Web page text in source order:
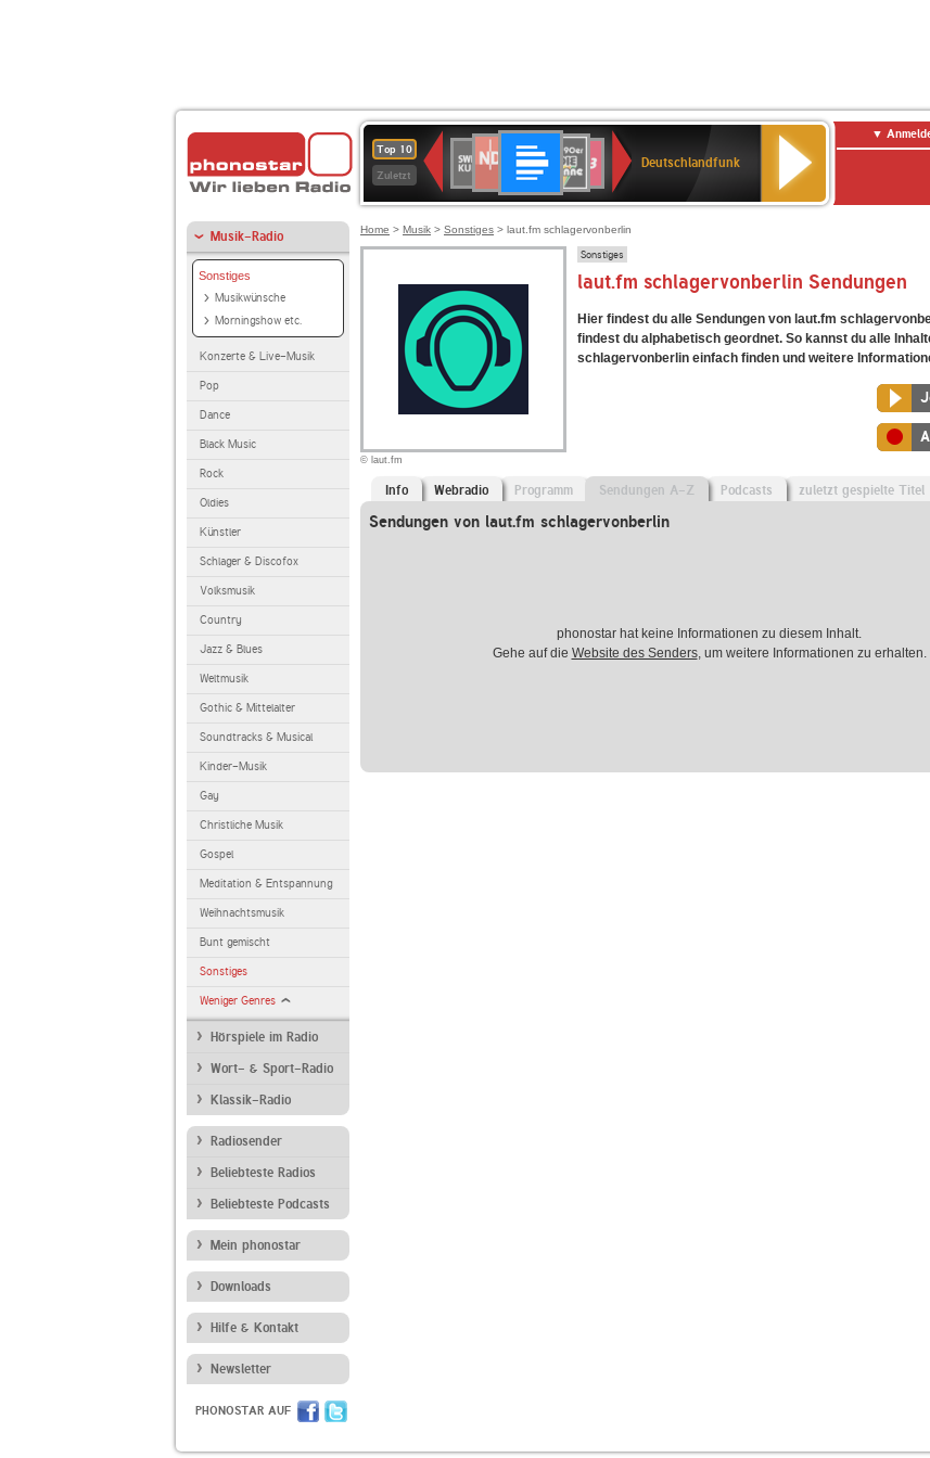
Top 10
Zuletzt
Deutschlandfunk
80er
90er
OLDIE
ANTENNE
SWR3
SWR
Kultur
2
Deutschlandfunk
Musik-Radio
Sonstiges
Musikwünsche
Morningshow etc.
Konzerte & Live-Musik
Pop
Dance
Black Music
Rock
Oldies
Künstler
Schlager & Discofox
Volksmusik
Country
Jazz & Blues
Weltmusik
Gothic & Mittelalter
Soundtracks & Musical
Kinder-Musik
Gay
Christliche Musik
Gospel
Meditation & Entspannung
Weihnachtsmusik
Bunt gemischt
Sonstiges
Weniger Genres
Hörspiele im Radio
Wort- & Sport-Radio
Klassik-Radio
Radiosender
Beliebteste Radios
Beliebteste Podcasts
Mein phonostar
Downloads
Hilfe & Kontakt
Newsletter
PHONOSTAR AUF
Home > Musik > Sonstiges > laut.fm schlagervonberlin
© laut.fm
Sonstiges
laut.fm schlagervonberlin Sendungen
Hier findest du alle Sendungen von laut.fm
findest du alphabetisch geordnet. So kannst du alle
schlagervonberlin einfach finden und weitere
Info Webradio Programm Sendungen A-Z Podcasts zuletzt gespielte Titel
Sendungen von laut.fm schlagervonberlin
phonostar hat keine Informationen zu diesem Inhalt.
Gehe auf die Website des Senders, um weitere Informationen zu erhalten.